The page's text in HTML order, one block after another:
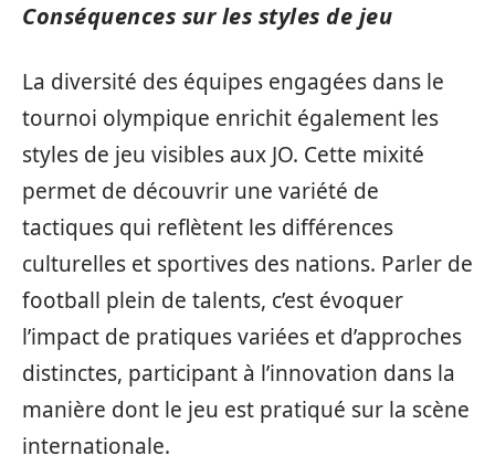
Conséquences sur les styles de jeu
La diversité des équipes engagées dans le
tournoi olympique enrichit également les
styles de jeu visibles aux JO. Cette mixité
permet de découvrir une variété de
tactiques qui reflètent les différences
culturelles et sportives des nations. Parler de
football plein de talents, c’est évoquer
l’impact de pratiques variées et d’approches
distinctes, participant à l’innovation dans la
manière dont le jeu est pratiqué sur la scène
internationale.